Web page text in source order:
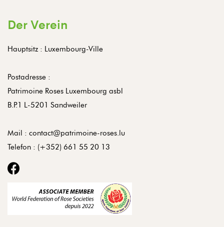
Der Verein
Hauptsitz : Luxembourg-Ville
Postadresse :
Patrimoine Roses Luxembourg asbl
B.P.1 L-5201 Sandweiler
Mail : contact@patrimoine-roses.lu
Telefon : (+352) 661 55 20 13